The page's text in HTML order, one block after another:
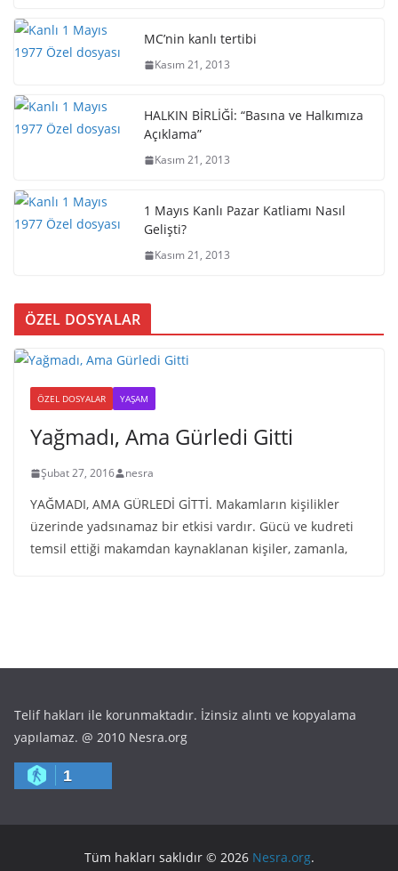
MC’nin kanlı tertibi
Kasım 21, 2013
HALKIN BİRLİĞİ: “Basına ve Halkımıza
Açıklama”
Kasım 21, 2013
1 Mayıs Kanlı Pazar Katliamı Nasıl
Gelişti?
Kasım 21, 2013
ÖZEL DOSYALAR
ÖZEL DOSYALAR YAŞAM
Yağmadı, Ama Gürledi Gitti
Şubat 27, 2016 nesra
YAĞMADI, AMA GÜRLEDİ GİTTİ. Makamların kişilikler
üzerinde yadsınamaz bir etkisi vardır. Gücü ve kudreti
temsil ettiği makamdan kaynaklanan kişiler, zamanla,
Telif hakları ile korunmaktadır. İzinsiz alıntı ve kopyalama
yapılamaz. @ 2010 Nesra.org
1
Tüm hakları saklıdır © 2026 Nesra.org.